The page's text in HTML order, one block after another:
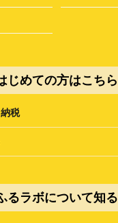
じめての方はこちら
税
るラボについて知る